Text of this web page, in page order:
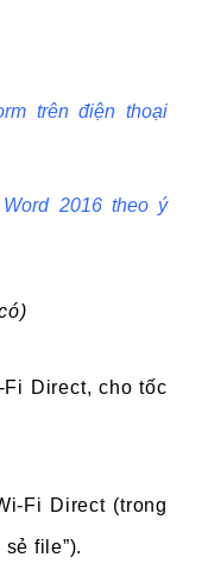
trên điện thoại
2016 theo ý
Direct, cho tốc
Fi Direct (trong
sẻ file”).